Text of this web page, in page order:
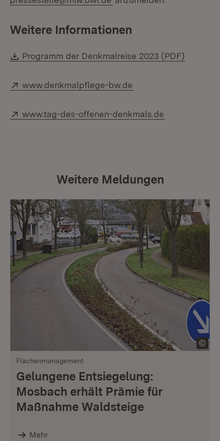
Weitere Informationen
Download:
Programm der Denkmalreise 2023 (PDF)
Extern:
www.denkmalpflege-bw.de
Extern:
www.tag-des-offenen-denkmals.de
Weitere Meldungen
Flächenmanagement
Gelungene Entsiegelung:
Mosbach erhält Prämie für
Maßnahme Waldsteige
Mehr